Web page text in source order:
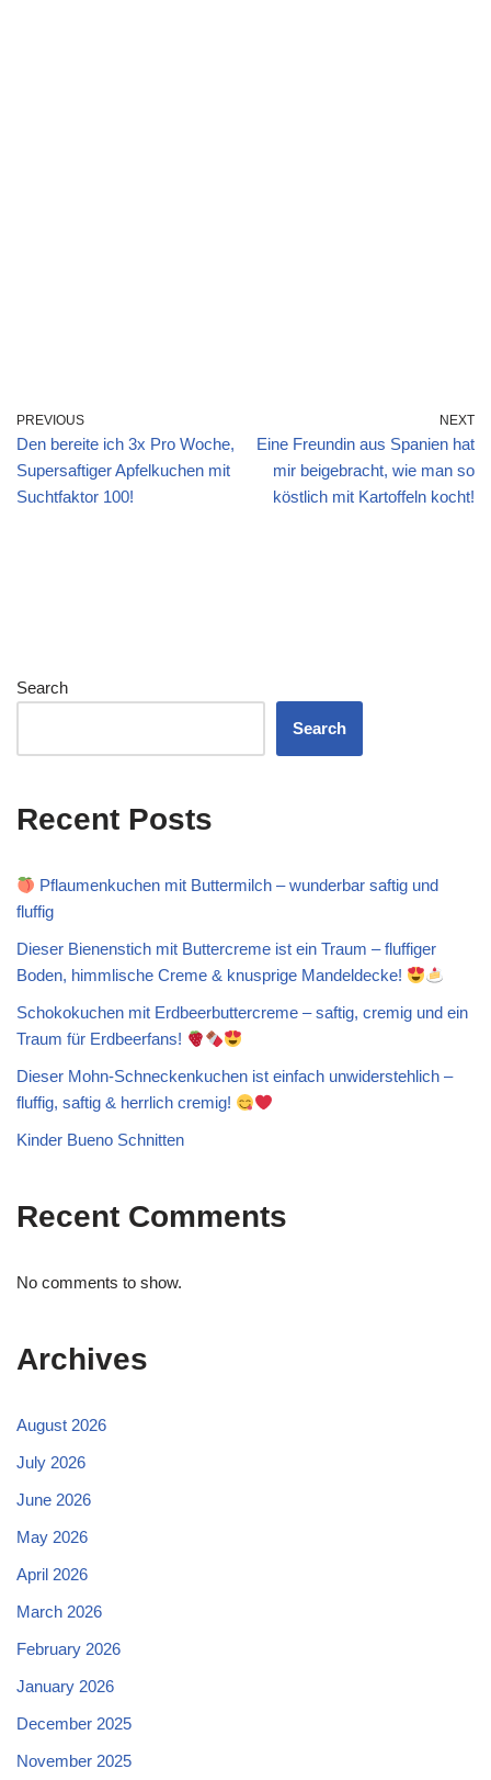
PREVIOUS
Den bereite ich 3x Pro Woche,
Supersaftiger Apfelkuchen mit
Suchtfaktor 100!
NEXT
Eine Freundin aus Spanien hat
mir beigebracht, wie man so
köstlich mit Kartoffeln kocht!
Search
Search
Recent Posts
Pflaumenkuchen mit Buttermilch – wunderbar saftig und
fluffig
Dieser Bienenstich mit Buttercreme ist ein Traum – fluffiger
Boden, himmlische Creme & knusprige Mandeldecke!
Schokokuchen mit Erdbeerbuttercreme – saftig, cremig und ein
Traum für Erdbeerfans!
Dieser Mohn-Schneckenkuchen ist einfach unwiderstehlich –
fluffig, saftig & herrlich cremig!
Kinder Bueno Schnitten
Recent Comments
No comments to show.
Archives
August 2026
July 2026
June 2026
May 2026
April 2026
March 2026
February 2026
January 2026
December 2025
November 2025